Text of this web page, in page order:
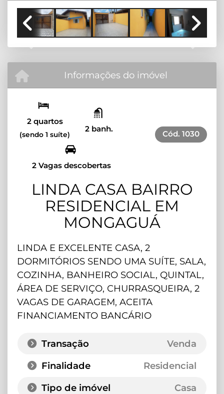
Informações do imóvel
2 quartos
(sendo 1 suíte)
2 banh.
2 Vagas descobertas
Cód. 1030
LINDA CASA BAIRRO
RESIDENCIAL EM
MONGAGUÁ
LINDA E EXCELENTE CASA, 2
DORMITÓRIOS SENDO UMA SUÍTE, SALA,
COZINHA, BANHEIRO SOCIAL, QUINTAL,
ÁREA DE SERVIÇO, CHURRASQUEIRA, 2
VAGAS DE GARAGEM, ACEITA
FINANCIAMENTO BANCÁRIO
Transação
Venda
Finalidade
Residencial
Tipo de imóvel
Casa